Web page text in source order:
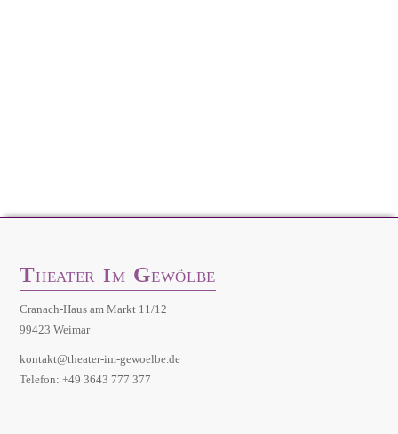
THEATER IM GEWÖLBE
Cranach-Haus am Markt 11/12
99423 Weimar
kontakt@theater-im-gewoelbe.de
Telefon: +49 3643 777 377